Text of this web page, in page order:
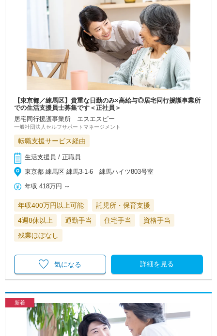
【東京都／練馬区】貴重な日勤のみ×高給与◎居宅同行援護事業所
での生活支援員士募集です＜正社員＞
居宅同行援護事業所 エスエスピー
一般社団法人セルフサポートマネージメント
転職支援サービス経由
生活支援員 / 正職員
東京都 練馬区 練馬3-1-6 練馬ハイツ803号室
年収 418万円 ～
年収400万円以上可能
託児所・保育支援
4週8休以上
通勤手当 住宅手当
資格手当
残業ほぼなし
詳細を見る
気になる
新着